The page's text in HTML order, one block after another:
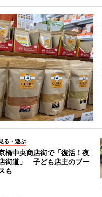
見る・遊ぶ
橋中央商店街で「復活！夜
店街道」 子ども店主のブー
スも